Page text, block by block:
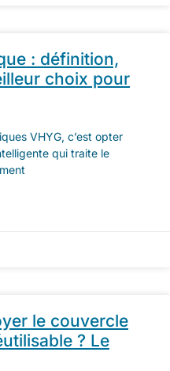
: définition,
choix pour
VHYG, c’est opter
qui traite le
le couvercle
? Le